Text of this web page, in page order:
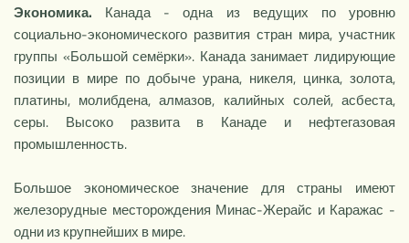
Экономика. Канада - одна из ведущих по уровню
социально-эконо­мического развития стран мира, участник
группы «Большой семёрки». Канада занимает лидирующие
позиции в мире по добыче урана, ни­келя, цинка, золота,
платины, молибдена, алмазов, калийных солей, ас­беста,
серы. Высоко развита в Канаде и нефтегазовая
промышленность.
Большое экономическое значение для страны имеют
железорудные месторож­дения Минас-Жерайс и Каражас -
одни из крупнейших в мире.